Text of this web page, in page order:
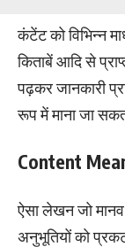
कंटेंट को विभिन्न
किताबें आदि से
पढ़कर जानकारी
रूप में माना जा
Content
ऐसा लेखन जो मानव
अनुभूतियों को